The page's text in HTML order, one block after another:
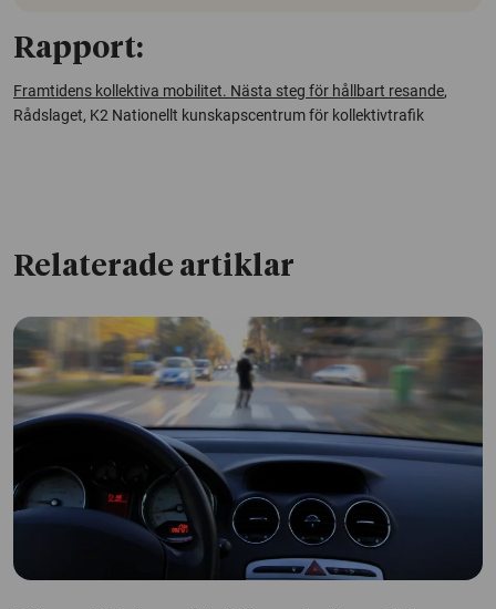
Rapport:
Framtidens kollektiva mobilitet. Nästa steg för hållbart resande,
Rådslaget, K2 Nationellt kunskapscentrum för kollektivtrafik
Relaterade artiklar